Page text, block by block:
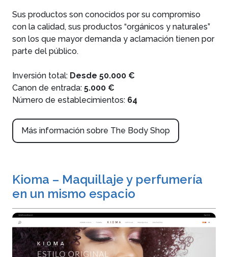
Sus productos son conocidos por su compromiso
con la calidad, sus productos “orgánicos y naturales”
son los que mayor demanda y aclamación tienen por
parte del público.
Inversión total: Desde 50.000 €
Canon de entrada: 5.000 €
Número de establecimientos: 64
Más información sobre The Body Shop
Kioma – Maquillaje y perfumería
en un mismo espacio